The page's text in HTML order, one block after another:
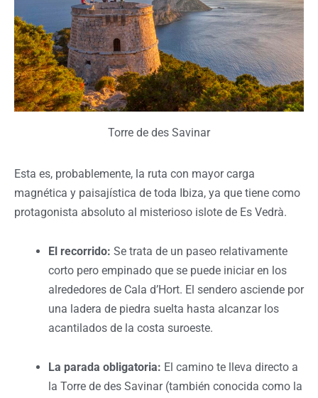
Torre de des Savinar
Esta es, probablemente, la ruta con mayor carga
magnética y paisajística de toda Ibiza, ya que tiene como
protagonista absoluto al misterioso islote de Es Vedrà.
El recorrido: Se trata de un paseo relativamente
corto pero empinado que se puede iniciar en los
alrededores de Cala d’Hort. El sendero asciende por
una ladera de piedra suelta hasta alcanzar los
acantilados de la costa suroeste.
La parada obligatoria: El camino te lleva directo a
la Torre de des Savinar (también conocida como la